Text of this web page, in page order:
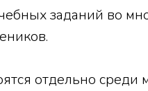
заданий во
отдельно среди